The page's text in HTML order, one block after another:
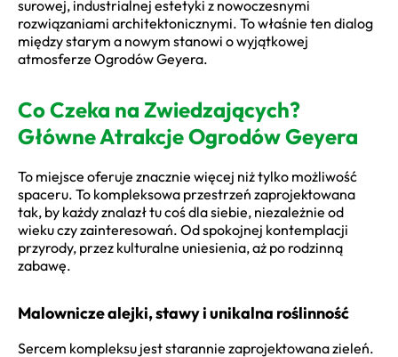
surowej, industrialnej estetyki z nowoczesnymi
rozwiązaniami architektonicznymi. To właśnie ten dialog
między starym a nowym stanowi o wyjątkowej
atmosferze Ogrodów Geyera.
Co Czeka na Zwiedzających?
Główne Atrakcje Ogrodów Geyera
To miejsce oferuje znacznie więcej niż tylko możliwość
spaceru. To kompleksowa przestrzeń zaprojektowana
tak, by każdy znalazł tu coś dla siebie, niezależnie od
wieku czy zainteresowań. Od spokojnej kontemplacji
przyrody, przez kulturalne uniesienia, aż po rodzinną
zabawę.
Malownicze alejki, stawy i unikalna roślinność
Sercem kompleksu jest starannie zaprojektowana zieleń.